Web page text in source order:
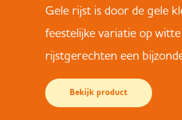
Gele rijst is door de gele
feestelijke variatie op
rijstgerechten een
Bekijk product